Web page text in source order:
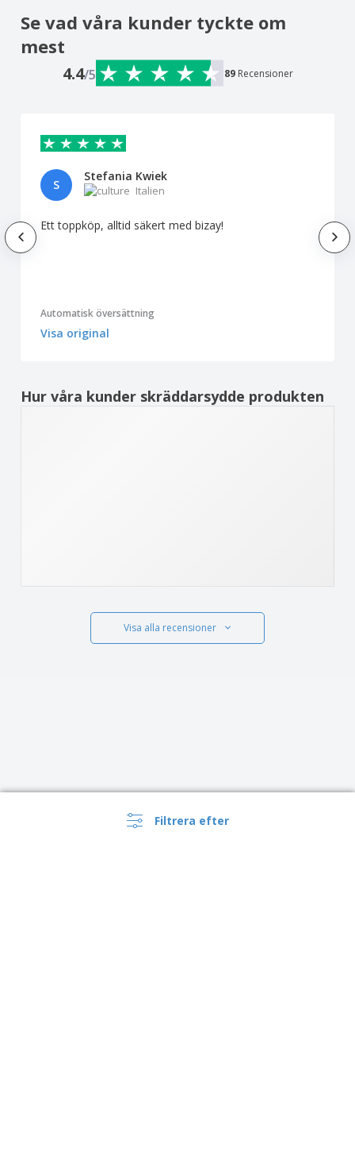
Filtrera efter
Se vad våra kunder tyckte om
mest
4.4/5 89 Recensioner
S
Stefania Kwiek
Italien
Ett toppköp, alltid säkert med bizay!
Automatisk översättning
Visa original
Hur våra kunder skräddarsydde produkten
Visa alla recensioner